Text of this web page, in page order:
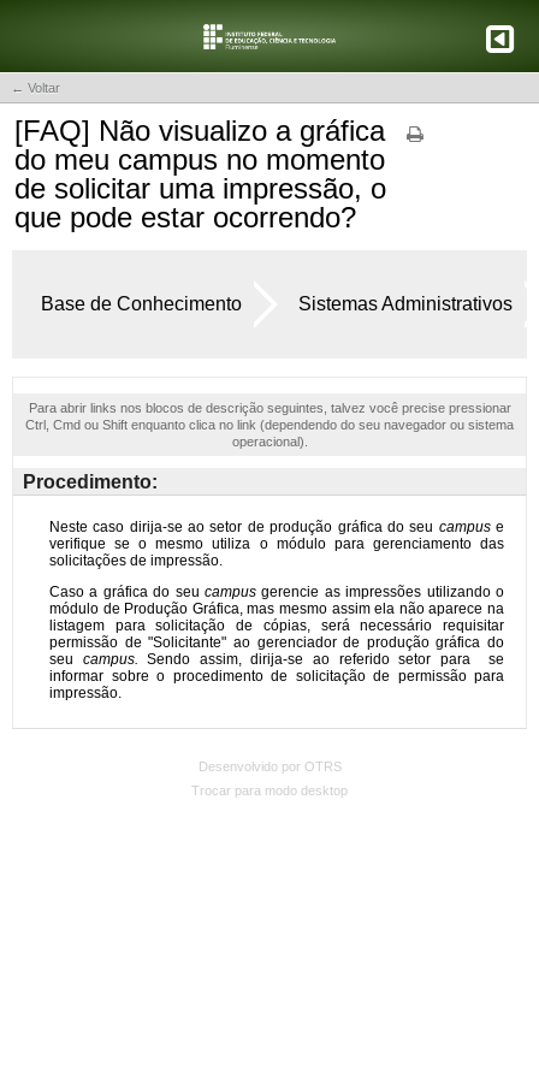
← Voltar
[FAQ] Não visualizo a gráfica
do meu campus no momento
de solicitar uma impressão, o
que pode estar ocorrendo?
Base de Conhecimento Sistemas Administrativos
Para abrir links nos blocos de descrição seguintes, talvez você precise pressionar
Ctrl, Cmd ou Shift enquanto clica no link (dependendo do seu navegador ou sistema
operacional).
Procedimento:
Desenvolvido por OTRS
Trocar para modo desktop